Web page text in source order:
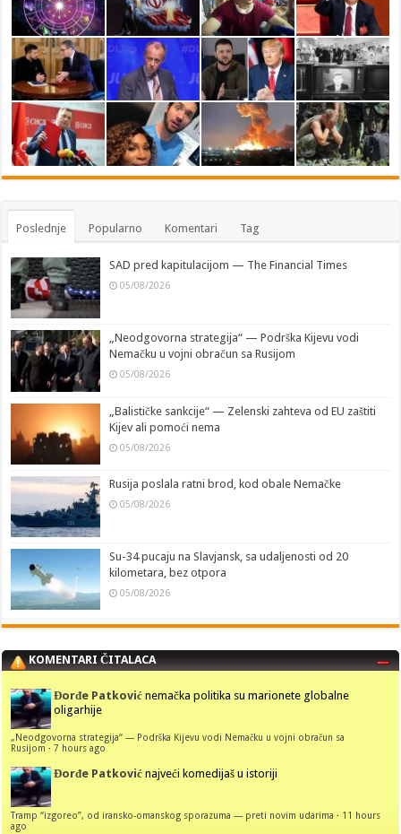
Poslednje Popularno Komentari Tag
SAD pred kapitulacijom — The Financial Times
05/08/2026
„Neodgovorna strategija“ — Podrška Kijevu vodi
Nemačku u vojni obračun sa Rusijom
05/08/2026
„Balističke sankcije“ — Zelenski zahteva od EU zaštiti
Kijev ali pomoći nema
05/08/2026
Rusija poslala ratni brod, kod obale Nemačke
05/08/2026
Su-34 pucaju na Slavjansk, sa udaljenosti od 20
kilometara, bez otpora
05/08/2026
KOMENTARI ČITALACA
Đorđe Patković nemačka politika su marionete globalne
oligarhije
„Neodgovorna strategija“ — Podrška Kijevu vodi Nemačku u vojni obračun sa
Rusijom ·7 hours ago
Đorđe Patković najveći komedijaš u istoriji
Tramp “izgoreo”, od iransko-omanskog sporazuma — preti novim udarima · 11 hours
ago